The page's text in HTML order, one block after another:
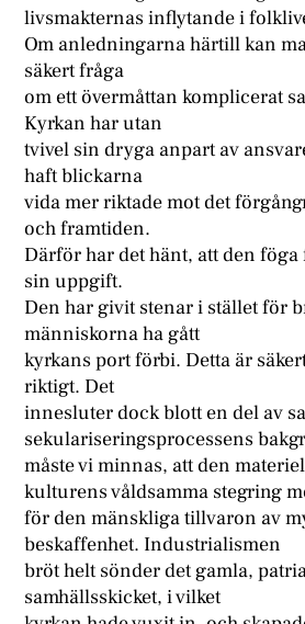
livsmakternas inflytande i
Om anledningarna härtill kan
säkert fråga
om ett övermåttan komplicerat
Kyrkan har utan
tvivel sin dryga anpart av
haft blickarna
vida mer riktade mot det
och framtiden.
Därför har det hänt, att den
sin uppgift.
Den har givit stenar i stället för
människorna ha gått
kyrkans port förbi. Detta är
riktigt. Det
innesluter dock blott en del av
sekulariseringsprocessens
måste vi minnas, att den
kulturens våldsamma stegring
för den mänskliga tillvaron av
beskaffenhet. Industrialismen
bröt helt sönder det gamla,
samhällsskicket, i vilket